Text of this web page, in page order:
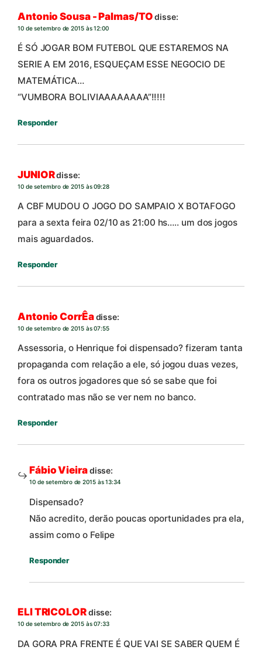
Antonio Sousa - Palmas/TO disse:
10 de setembro de 2015 às 12:00
É SÓ JOGAR BOM FUTEBOL QUE ESTAREMOS NA
SERIE A EM 2016, ESQUEÇAM ESSE NEGOCIO DE
MATEMÁTICA…
“VUMBORA BOLIVIAAAAAAAA”!!!!!
Responder
JUNIORdisse:
10 de setembro de 2015 às 09:28
A CBF MUDOU O JOGO DO SAMPAIO X BOTAFOGO
para a sexta feira 02/10 as 21:00 hs….. um dos jogos
mais aguardados.
Responder
Antonio CorrÊadisse:
10 de setembro de 2015 às 07:55
Assessoria, o Henrique foi dispensado? fizeram tanta
propaganda com relação a ele, só jogou duas vezes,
fora os outros jogadores que só se sabe que foi
contratado mas não se ver nem no banco.
Responder
Fábio Vieiradisse:
10 de setembro de 2015 às 13:34
Dispensado?
Não acredito, derão poucas oportunidades pra ela,
assim como o Felipe
Responder
ELI TRICOLORdisse:
10 de setembro de 2015 às 07:33
DA GORA PRA FRENTE É QUE VAI SE SABER QUEM É